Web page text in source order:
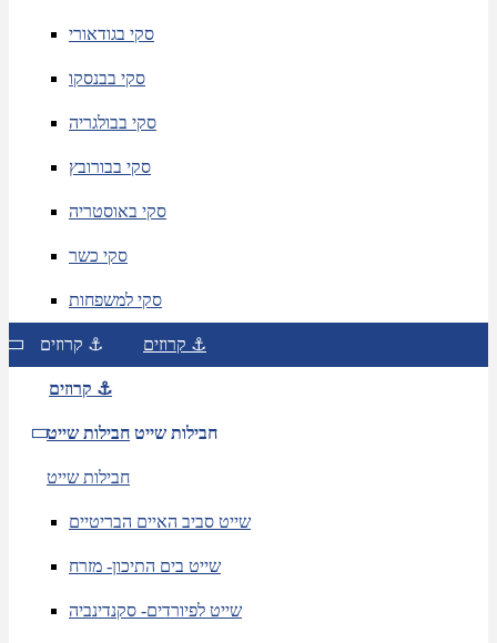
סקי בגודאורי
סקי בבנסקו
סקי בבולגריה
סקי בבורובץ
סקי באוסטריה
סקי כשר
סקי למשפחות
קרוזים ⚓ קרוזים ⚓
קרוזים ⚓
חבילות שייט חבילות שייט
חבילות שייט
שייט סביב האיים הבריטיים
שייט בים התיכון- מזרח
שייט לפיורדים- סקנדינביה